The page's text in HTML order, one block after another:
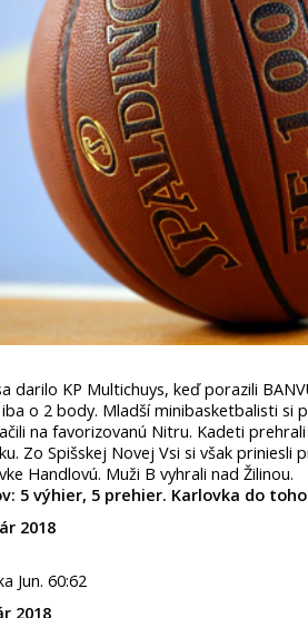
darilo KP Multichuys, keď porazili
o 2 body. Mladší minibasketbalisti si
na favorizovanú Nitru. Kadeti
Zo Spišskej Novej Vsi si však priniesli
Handlovú. Muži B vyhrali nad Žilinou.
5 výhier, 5 prehier. Karlovka do
2018
Jun. 60:62
2018